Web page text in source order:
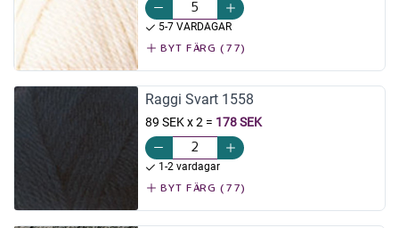
5-7 VARDAGAR
BYT FÄRG (77)
Raggi Svart 1558
89 SEK x 2 = 178 SEK
1-2 vardagar
BYT FÄRG (77)